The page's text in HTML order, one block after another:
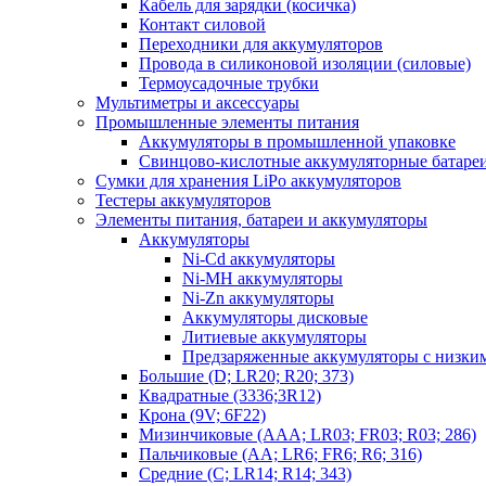
Кабель для зарядки (косичка)
Контакт силовой
Переходники для аккумуляторов
Провода в силиконовой изоляции (силовые)
Термоусадочные трубки
Мультиметры и аксессуары
Промышленные элементы питания
Аккумуляторы в промышленной упаковке
Свинцово-кислотные аккумуляторные
Сумки для хранения LiPo аккумуляторов
Тестеры аккумуляторов
Элементы питания, батареи и аккумуляторы
Аккумуляторы
Ni-Cd аккумуляторы
Ni-MH аккумуляторы
Ni-Zn аккумуляторы
Аккумуляторы дисковые
Литиевые аккумуляторы
Предзаряженные аккумуляторы с
Большие (D; LR20; R20; 373)
Квадратные (3336;3R12)
Крона (9V; 6F22)
Мизинчиковые (AAA; LR03; FR03; R03; 286)
Пальчиковые (AA; LR6; FR6; R6; 316)
Средние (C; LR14; R14; 343)